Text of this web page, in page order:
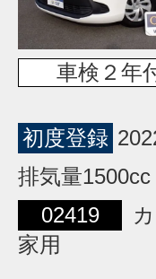
車検２年
初度登録
排気量
02419
家用